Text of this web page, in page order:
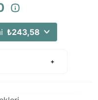
₺243,58